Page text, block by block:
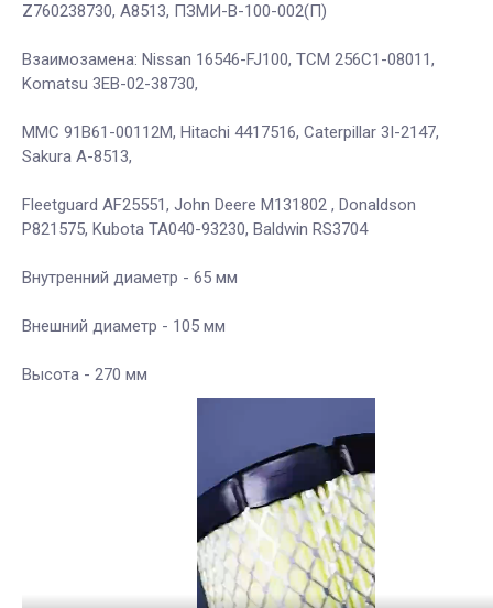
Z760238730, А8513, ПЗМИ-В-100-002(П)
Взаимозамена: Nissan 16546-FJ100, TCM 256C1-08011,
Komatsu 3EB-02-38730,
MMC 91B61-00112M, Hitachi 4417516, Caterpillar 3I-2147,
Sakura A-8513,
Fleetguard AF25551, John Deere M131802 , Donaldson
P821575, Kubota TA040-93230, Baldwin RS3704
Внутренний диаметр - 65 мм
Внешний диаметр - 105 мм
Высота - 270 мм